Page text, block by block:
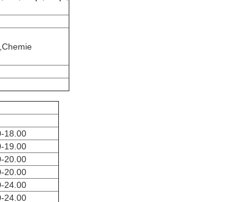
18.00
19.00
20.00
20.00
24.00
24.00